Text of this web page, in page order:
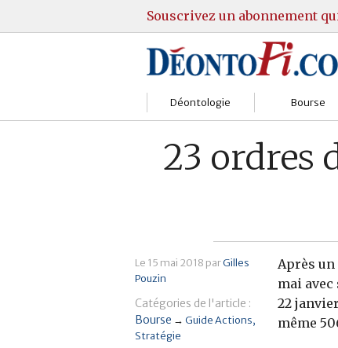
Souscrivez un abonnement
Déontologie
Gestion
Marchés
Relations clients
Réglementation
Bourse
Guide
Stratégie
Marchés
Pratique et
23 ordres
Le 15 mai 2018 parGilles
Pouzin
Catégories de l'article :
Bourse → Guide Actions
Stratégie
Après un
mai
22
même